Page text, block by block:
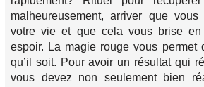
malheureusement, arriver que
votre vie et que cela vous brise
espoir. La magie rouge vous permet
qu’il soit. Pour avoir un résultat qui
vous devez non seulement bien